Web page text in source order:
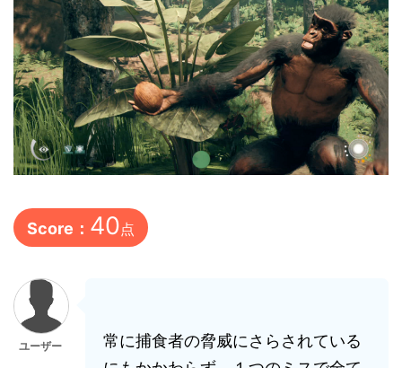
Score： 40点
ユーザー
常に捕食者の脅威にさらされている